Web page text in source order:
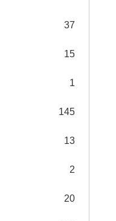
37
15
1
145
13
2
20